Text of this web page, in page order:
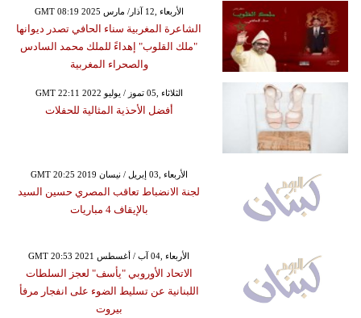
GMT 08:19 2025 الأربعاء ,12 آذار/ مارس
الشاعرة المغربية سناء الحافي تصدر ديوانها
"ملك القلوب" إهداءً للملك محمد السادس
والصحراء المغربية
GMT 22:11 2022 الثلاثاء ,05 تموز / يوليو
أفضل الأحذية المثالية للحفلات
GMT 20:25 2019 الأربعاء ,03 إبريل / نيسان
لجنة الانضباط تعاقب المصري حسين السيد
بالإيقاف 4 مباريات
GMT 20:53 2021 الأربعاء ,04 آب / أغسطس
الاتحاد الأوروبي "يأسف" لعجز السلطات
اللبنانية عن تسليط الضوء على انفجار مرفأ
بيروت